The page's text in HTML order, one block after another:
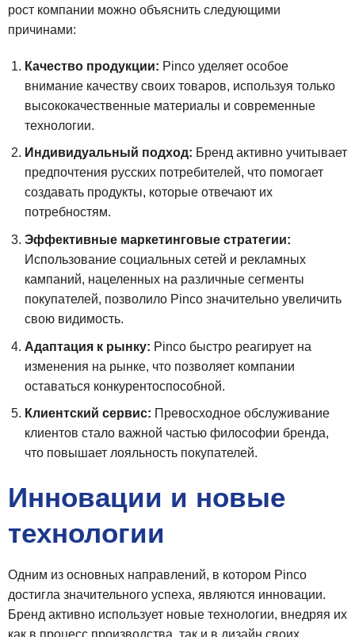
рост компании можно объяснить следующими
причинами:
Качество продукции: Pinco уделяет особое
внимание качеству своих товаров, используя только
высококачественные материалы и современные
технологии.
Индивидуальный подход: Бренд активно учитывает
предпочтения русских потребителей, что помогает
создавать продукты, которые отвечают их
потребностям.
Эффективные маркетинговые стратегии:
Использование социальных сетей и рекламных
кампаний, нацеленных на различные сегменты
покупателей, позволило Pinco значительно увеличить
свою видимость.
Адаптация к рынку: Pinco быстро реагирует на
изменения на рынке, что позволяет компании
оставаться конкурентоспособной.
Клиентский сервис: Превосходное обслуживание
клиентов стало важной частью философии бренда,
что повышает лояльность покупателей.
Инновации и новые
технологии
Одним из основных направлений, в котором Pinco
достигла значительного успеха, являются инновации.
Бренд активно использует новые технологии, внедряя их
как в процесс производства, так и в дизайн своих